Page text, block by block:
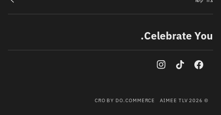
Celebrate You.
©
AIMEE TLV 2026
CRO BY DO.COMMERCE